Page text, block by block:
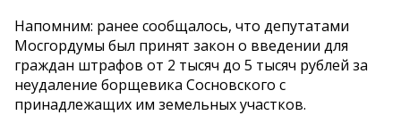
Напомним: ранее сообщалось, что депутатами
Мосгордумы был принят закон о введении для
граждан штрафов от 2 тысяч до 5 тысяч рублей за
неудаление борщевика Сосновского с
принадлежащих им земельных участков.